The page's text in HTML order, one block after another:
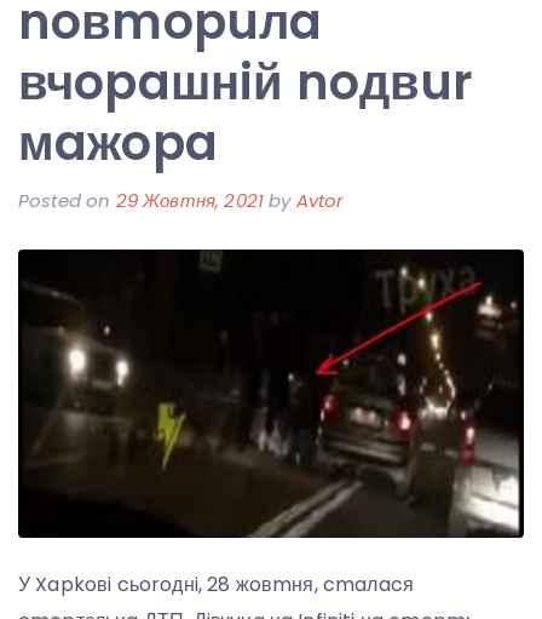
noвmopuлa
вчopaшнiй noдвur
мaжopa
Posted on 29 Жовтня, 2021byAvtor
У Xapkoвi cьoroднi, 28 жoвmня, cmaлacя